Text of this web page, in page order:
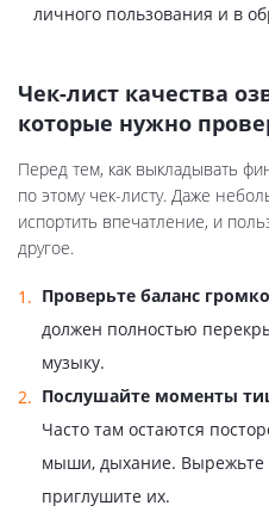
личного пользования и в
Чек-лист качества
которые нужно
Перед тем, как выкладывать
по этому чек-листу. Даже
испортить впечатление, и
другое.
Проверьте баланс
должен полностью
музыку.
Послушайте моменты
Часто там остаются
мыши, дыхание. Вырежьте
приглушите их.